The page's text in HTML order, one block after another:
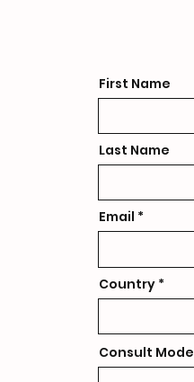
First Name
Last Name
Email
Country
Consult